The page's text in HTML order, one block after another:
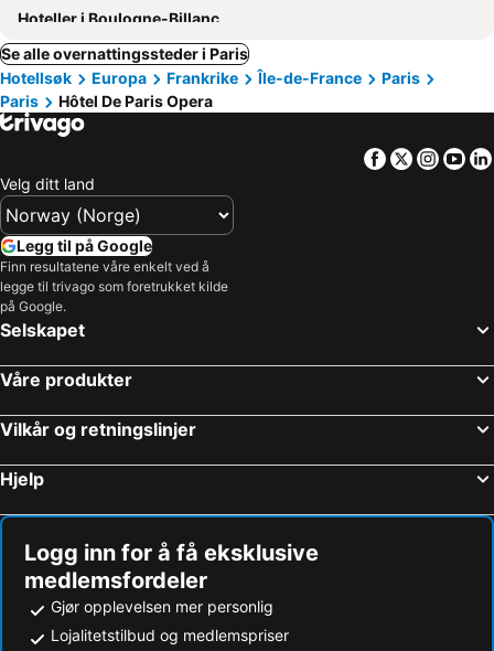
Hoteller i Boulogne-Billancourt
Se alle overnattingssteder i Paris
Hotellsøk
Europa Frankrike Île-de-France
Paris
Paris
Hôtel De Paris Opera
Facebook
Twitter
Velg ditt land
Legg til på Google
Finn resultatene våre enkelt ved å
legge til trivago som foretrukket kilde
på Google.
Selskapet
Våre produkter
Vilkår og retningslinjer
Hjelp
Logg inn for å få eksklusive
medlemsfordeler
Gjør opplevelsen mer personlig
Lojalitetstilbud og medlemspriser